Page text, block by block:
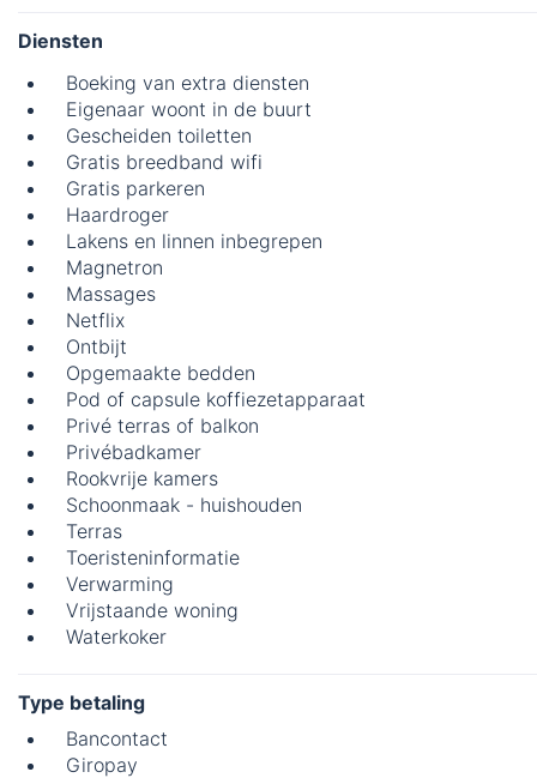
Diensten
Boeking van extra diensten
Eigenaar woont in de buurt
Gescheiden toiletten
Gratis breedband wifi
Gratis parkeren
Haardroger
Lakens en linnen inbegrepen
Magnetron
Massages
Netflix
Ontbijt
Opgemaakte bedden
Pod of capsule koffiezetapparaat
Privé terras of balkon
Privébadkamer
Rookvrije kamers
Schoonmaak - huishouden
Terras
Toeristeninformatie
Verwarming
Vrijstaande woning
Waterkoker
Type betaling
Bancontact
Giropay